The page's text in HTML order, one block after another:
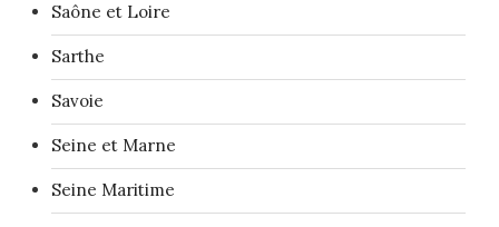
Saône et Loire
Sarthe
Savoie
Seine et Marne
Seine Maritime